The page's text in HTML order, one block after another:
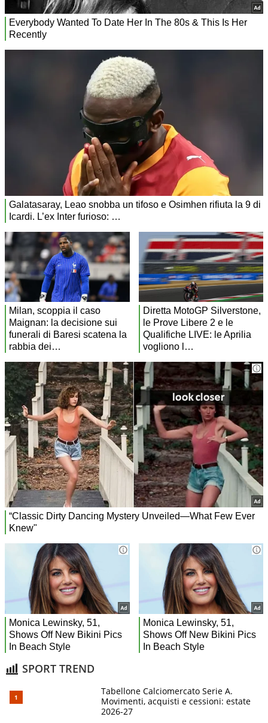
SPORT TREND
Tabellone Calciomercato Serie A.
Movimenti, acquisti e cessioni: estate
2026-27